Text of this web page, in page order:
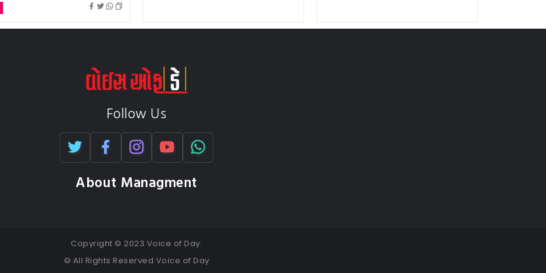
Follow Us
About Managment
Copyright © 2023 Voice of Day.
© All Rights Reserved Voice of Day